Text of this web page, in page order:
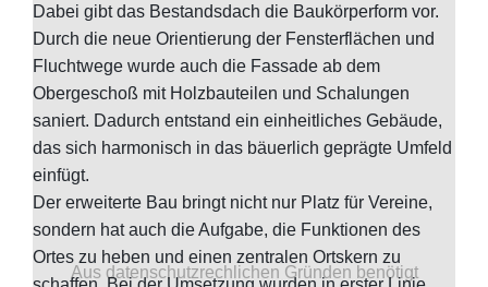
Aus datenschutzrechlichen Gründen benötigt
Dabei gibt das Bestandsdach die Baukörperform vor.
Durch die neue Orientierung der Fensterflächen und
Fluchtwege wurde auch die Fassade ab dem
Obergeschoß mit Holzbauteilen und Schalungen
saniert. Dadurch entstand ein einheitliches Gebäude,
das sich harmonisch in das bäuerlich geprägte Umfeld
einfügt.
Der erweiterte Bau bringt nicht nur Platz für Vereine,
sondern hat auch die Aufgabe, die Funktionen des
Ortes zu heben und einen zentralen Ortskern zu